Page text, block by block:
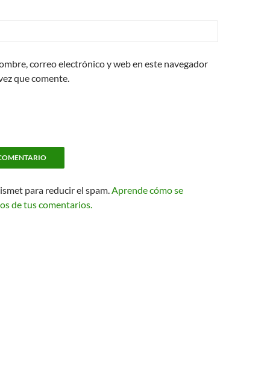
correo electrónico y web en este navegador
que comente.
para reducir el spam.Aprende cómo se
de tus comentarios.